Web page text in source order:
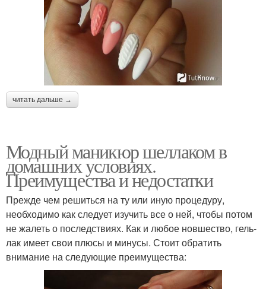
читать дальше →
Модный маникюр шеллаком в
домашних условиях.
Преимущества и недостатки
Прежде чем решиться на ту или иную процедуру,
необходимо как следует изучить все о ней, чтобы потом
не жалеть о последствиях. Как и любое новшество, гель-
лак имеет свои плюсы и минусы. Стоит обратить
внимание на следующие преимущества: